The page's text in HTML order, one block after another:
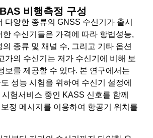
비행측정 구성
다양한 종류의 GNSS 수신기가 출시
한 수신기들은 가격에 따라 항법성능,
종류 및 채널 수, 그리고 기타 옵션
가의 수신기는 저가 수신기에 비해 보
보를 제공할 수 있다. 본 연구에서는
성능 시험을 위하여 수신기 설정에
험서비스 중인 KASS 신호를 함께
정 메시지를 이용하여 항공기 위치를